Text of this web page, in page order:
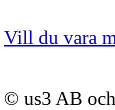
Vill du vara
© us3 AB